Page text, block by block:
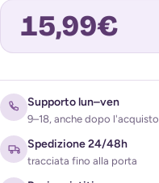
15,99€
Supporto lun–ven
9–18, anche dopo l'acquisto
Spedizione 24/48h
tracciata fino alla porta